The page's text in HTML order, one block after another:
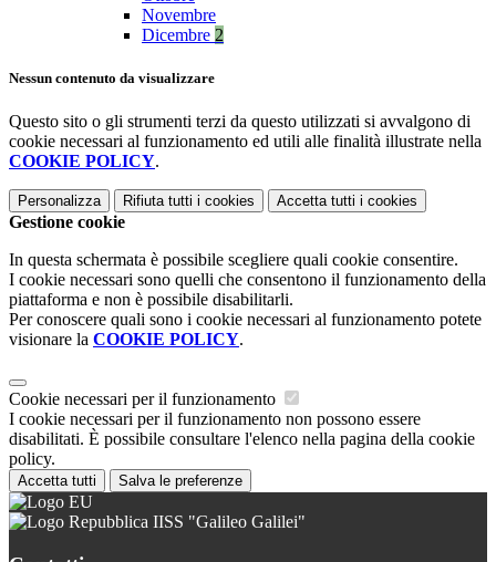
Novembre
Dicembre 2
Nessun contenuto da visualizzare
Questo sito o gli strumenti terzi da questo utilizzati si avvalgono di
cookie necessari al funzionamento ed utili alle finalità illustrate nella
COOKIE POLICY.
Personalizza Rifiuta tutti i cookies Accetta tutti i cookies
Gestione cookie
In questa schermata è possibile scegliere quali cookie consentire.
I cookie necessari sono quelli che consentono il funzionamento della
piattaforma e non è possibile disabilitarli.
Per conoscere quali sono i cookie necessari al funzionamento potete
visionare la COOKIE POLICY.
Cookie necessari per il funzionamento
I cookie necessari per il funzionamento non possono essere
disabilitati. È possibile consultare l'elenco nella pagina della cookie
policy.
Accetta tutti Salva le preferenze
IISS "Galileo Galilei"